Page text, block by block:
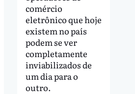
comércio
eletrônico que hoje
existem no país
podem se ver
completamente
inviabilizados de
um dia para o
outro.